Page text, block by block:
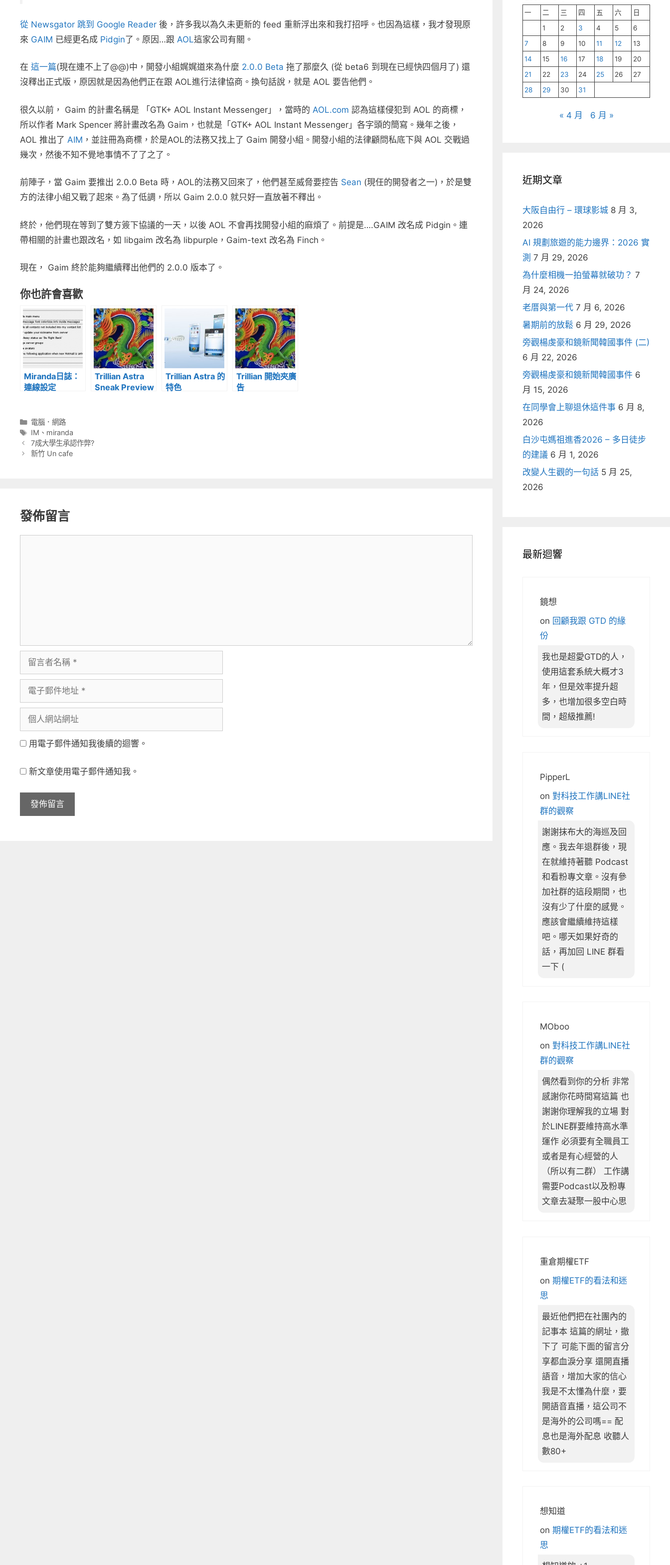
從 Newsgator 跳到 Google Reader 後，許多我以為久未更新的 feed 重新浮出來和我打招呼。也因為這樣，我才發現原
來 GAIM 已經更名成 Pidgin了。原因…跟 AOL這家公司有關。
在 這一篇(現在連不上了@@)中，開發小組娓娓道來為什麼 2.0.0 Beta 拖了那麼久 (從 beta6 到現在已經快四個月了) 還
沒釋出正式版，原因就是因為他們正在跟 AOL進行法律協商。換句話說，就是 AOL 要告他們。
很久以前， Gaim 的計畫名稱是 「GTK+ AOL Instant Messenger」，當時的 AOL.com 認為這樣侵犯到 AOL 的商標，
所以作者 Mark Spencer 將計畫改名為 Gaim，也就是「GTK+ AOL Instant Messenger」各字頭的簡寫。幾年之後，
AOL 推出了 AIM ，並註冊為商標，於是AOL的法務又找上了 Gaim 開發小組。開發小組的法律顧問私底下與 AOL 交戰過
幾次，然後不知不覺地事情不了了之了。
前陣子，當 Gaim 要推出 2.0.0 Beta 時，AOL的法務又回來了，他們甚至威脅要控告 Sean (現任的開發者之一)，於是雙
方的法律小組又戰了起來。為了低調，所以 Gaim 2.0.0 就只好一直放著不釋出。
終於，他們現在等到了雙方簽下協議的一天，以後 AOL 不會再找開發小組的麻煩了。前提是….GAIM 改名成 Pidgin。連
帶相關的計畫也跟改名，如 libgaim 改名為 libpurple，Gaim-text 改名為 Finch。
現在， Gaim 終於能夠繼續釋出他們的 2.0.0 版本了。
你也許會喜歡
Miranda日誌：
連線設定
Trillian Astra
Sneak Preview
Trillian Astra 的
特色
Trillian 開始夾廣
告
分
類
電腦．網路
標
籤
IM 、 miranda
7成大學生承認作弊?
新竹 Un cafe
發佈留言
言
名
子
件
地
人
網
網
用電子郵件通知我後續的迴響。
新文章使用電子郵件通知我。
一 二 三 四 五 六
日
1
2 3 4 5
6
7
8 9 10 11 12
13
14
15 16 17 18 19
20
21
22 23 24 25 26
27
28
29 30 31
« 4 月 6 月 »
近期文章
大阪自由行 – 環球影城 8 月 3,
2026
AI 規劃旅遊的能力邊界：2026 實
測 7 月 29, 2026
為什麼相機一拍螢幕就破功？ 7
月 24, 2026
老厝與第一代 7 月 6, 2026
暑期前的放鬆 6 月 29, 2026
旁觀楊虔豪和鏡新聞韓國事件 (二)
6 月 22, 2026
旁觀楊虔豪和鏡新聞韓國事件 6
月 15, 2026
在同學會上聊退休這件事 6 月 8,
2026
白沙屯媽祖進香2026 – 多日徒步
的建議 6 月 1, 2026
改變人生觀的一句話 5 月 25,
2026
最新迴響
鏡想
on 回顧我跟 GTD 的緣
份
我也是超愛GTD的人，
使用這套系統大概才3
年，但是效率提升超
多，也增加很多空白時
間，超級推薦!
PipperL
on 對科技工作講LINE社
群的觀察
謝謝抹布大的海巡及回
應。我去年退群後，現
在就維持著聽 Podcast
和看粉專文章。沒有參
加社群的這段期間，也
沒有少了什麼的感覺。
應該會繼續維持這樣
吧。哪天如果好奇的
話，再加回 LINE 群看
一下 (
MOboo
on 對科技工作講LINE社
群的觀察
偶然看到你的分析 非常
感謝你花時間寫這篇 也
謝謝你理解我的立場 對
於LINE群要維持高水準
運作 必須要有全職員工
或者是有心經營的人
（所以有二群） 工作講
需要Podcast以及粉專
文章去凝聚一股中心思
重倉期權ETF
on 期權ETF的看法和迷
思
最近他們把在社團內的
記事本 這篇的網址，撤
下了 可能下面的留言分
享都血淚分享 還開直播
語音，增加大家的信心
我是不太懂為什麼，要
開語音直播，這公司不
是海外的公司嗎== 配
息也是海外配息 收聽人
數80+
想知道
on 期權ETF的看法和迷
思